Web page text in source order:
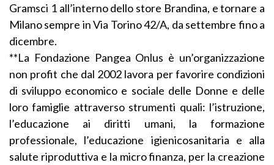
Gramsci 1 all’interno dello store Brandina, e tornare a
Milano sempre in Via Torino 42/A, da settembre fino a
dicembre.
**La Fondazione Pangea Onlus è un’organizzazione
non profit che dal 2002 lavora per favorire condizioni
di sviluppo economico e sociale delle Donne e delle
loro famiglie attraverso strumenti quali: l’istruzione,
l’educazione ai diritti umani, la formazione
professionale, l’educazione igienicosanitaria e alla
salute riproduttiva e la micro finanza, per la creazione